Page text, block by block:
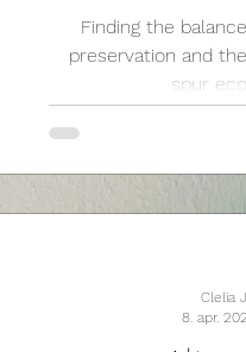
Finding the
preservation and
spur
Clelia
8. apr.